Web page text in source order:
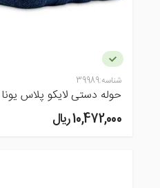
شناسه:39989
حوله دستی لایکو پلاس یونا
10,472,000 ريال